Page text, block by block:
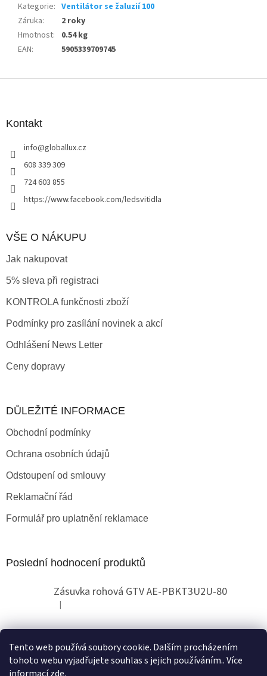
Tento web používá soubory cookie. Dalším procházením
tohoto webu vyjadřujete souhlas s jejich používáním.. Více
Kategorie: Ventilátor se žaluzií 100
Záruka:
2 roky
Hmotnost:
0.54 kg
EAN: 5905339709745
Kontakt
info@globallux.cz
608 339 309
724 603 855
https://www.facebook.com/ledsvitidla
VŠE O NÁKUPU
Jak nakupovat
5% sleva při registraci
KONTROLA funkčnosti zboží
Podmínky pro zasílání novinek a akcí
Odhlášení News Letter
Ceny dopravy
DŮLEŽITÉ INFORMACE
Obchodní podmínky
Ochrana osobních údajů
Odstoupení od smlouvy
Reklamační řád
Formulář pro uplatnění reklamace
Poslední hodnocení produktů
Zásuvka rohová GTV AE-PBKT3U2U-80
Hodnocení produktu je 2 z 5 hvězdiček.
|
Obchodní pokyny